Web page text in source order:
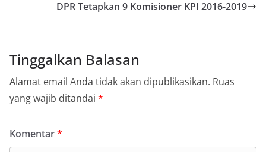
DPR Tetapkan 9 Komisioner KPI 2016-2019
Tinggalkan Balasan
Alamat email Anda tidak akan dipublikasikan. Ruas
yang wajib ditandai *
Komentar*